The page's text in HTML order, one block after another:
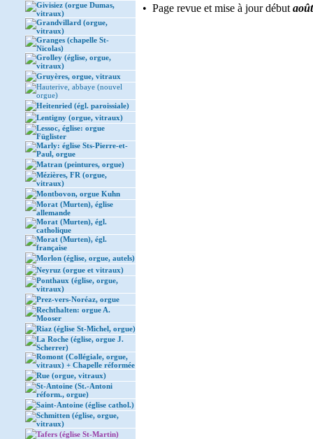
Givisiez (orgue Dumas,
vitraux)
Grandvillard (orgue,
vitraux)
Granges (chapelle St-
Nicolas)
Grolley (église, orgue,
vitraux)
Gruyères, orgue, vitraux
Hauterive, abbaye (nouvel
orgue)
Heitenried (égl. paroissiale)
Lentigny (orgue, vitraux)
Lessoc, église: orgue
Füglister
Marly: église Sts-Pierre-et-
Paul, orgue
Matran (peintures, orgue)
Mézières, FR (orgue,
vitraux)
Montbovon, orgue Kuhn
Morat (Murten), église
allemande
Morat (Murten), égl.
catholique
Morat (Murten), égl.
française
Morlon (église, orgue, autels)
Neyruz (orgue et vitraux)
Ponthaux (église, orgue,
vitraux)
Prez-vers-Noréaz, orgue
Rechthalten: orgue A.
Mooser
Riaz (église St-Michel, orgue)
La Roche (église, orgue J.
Scherrer)
Romont (Collégiale, orgue,
vitraux) + Chapelle réformée
Rue (orgue, vitraux)
St-Antoine (St.-Antoni
réform., orgue)
Saint-Antoine (église cathol.)
Schmitten (église, orgue,
vitraux)
Tafers (église St-Martin)
• Page revue et mise à jour début